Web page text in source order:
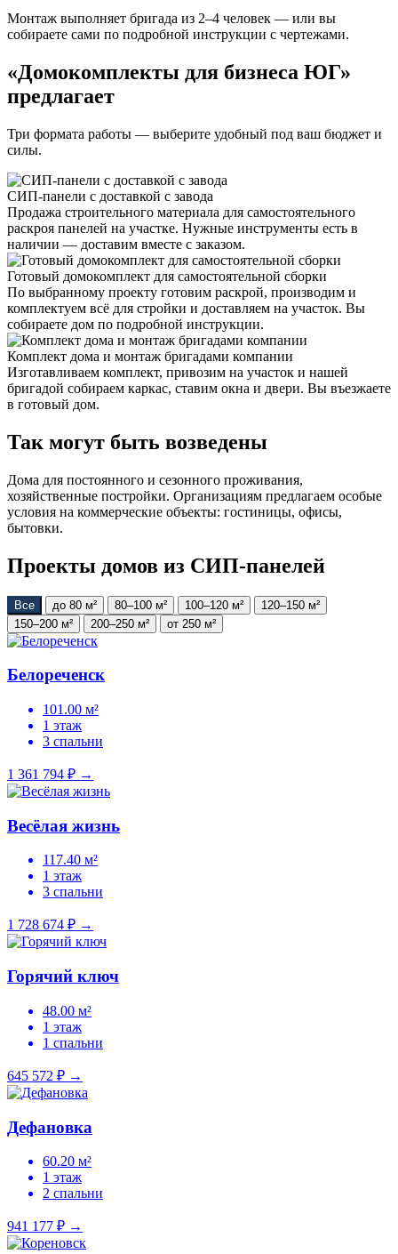
Монтаж выполняет бригада из 2–4 человек — или вы
собираете сами по подробной инструкции с чертежами.
«Домокомплекты для бизнеса ЮГ»
предлагает
Три формата работы — выберите удобный под ваш бюджет и
силы.
СИП-панели с доставкой с завода
Продажа строительного материала для самостоятельного
раскроя панелей на участке. Нужные инструменты есть в
наличии — доставим вместе с заказом.
Готовый домокомплект для самостоятельной сборки
По выбранному проекту готовим раскрой, производим и
комплектуем всё для стройки и доставляем на участок. Вы
собираете дом по подробной инструкции.
Комплект дома и монтаж бригадами компании
Изготавливаем комплект, привозим на участок и нашей
бригадой собираем каркас, ставим окна и двери. Вы въезжаете
в готовый дом.
Так могут быть возведены
Дома для постоянного и сезонного проживания,
хозяйственные постройки. Организациям предлагаем особые
условия на коммерческие объекты: гостиницы, офисы,
бытовки.
Проекты домов из СИП-панелей
Все до 80 м² 80–100 м² 100–120 м²
120–150 м²
150–200 м²
200–250 м² от 250 м²
Белореченск
101.00 м²
1 этаж
3 спальни
1 361 794 ₽ →
Весёлая жизнь
117.40 м²
1 этаж
3 спальни
1 728 674 ₽ →
Горячий ключ
48.00 м²
1 этаж
1 спальни
645 572 ₽ →
Дефановка
60.20 м²
1 этаж
2 спальни
941 177 ₽ →